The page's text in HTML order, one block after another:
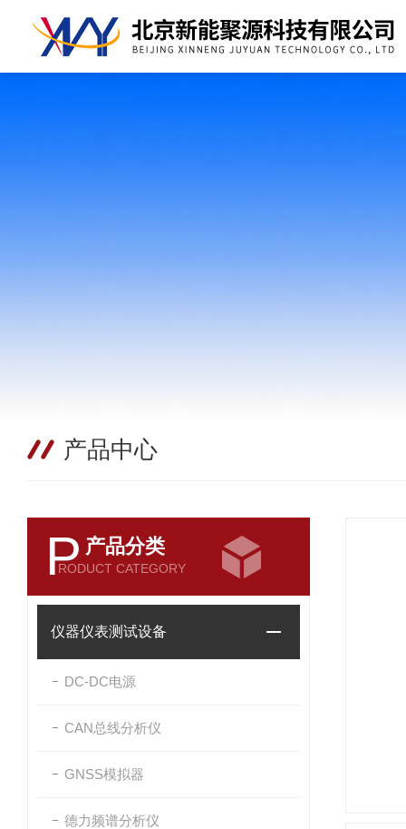
产品中心
P 产品分类
RODUCT CATEGORY
仪器仪表测试设备
DC-DC电源
CAN总线分析仪
GNSS模拟器
德力频谱分析仪